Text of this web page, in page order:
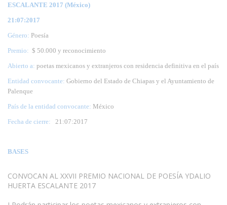
ESCALANTE 2017 (México)
21:07:2017
Género: Poesía
Premio: $ 50.000 y reconocimiento
Abierto a: poetas mexicanos y extranjeros con residencia definitiva en el país
Entidad convocante: Gobierno del Estado de Chiapas y el Ayuntamiento de
Palenque
País de la entidad convocante: México
Fecha de cierre: 21 :07:2017
BASES
CONVOCAN AL XXVII PREMIO NACIONAL DE POESÍA YDALIO
HUERTA ESCALANTE 2017